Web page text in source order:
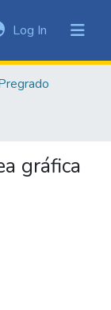
Log In (current)
gráfica